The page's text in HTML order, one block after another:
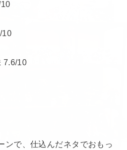
10
7.6/10
ンで、仕込んだネタでおもっ